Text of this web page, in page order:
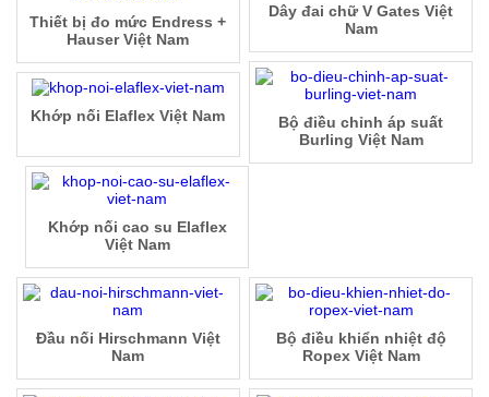
Dây đai chữ V Gates Việt
Nam
Thiết bị đo mức Endress +
Hauser Việt Nam
Bộ điều chỉnh áp suất
Burling Việt Nam
Khớp nối Elaflex Việt Nam
Khớp nối cao su Elaflex
Việt Nam
Đầu nối Hirschmann Việt
Nam
Bộ điều khiển nhiệt độ
Ropex Việt Nam